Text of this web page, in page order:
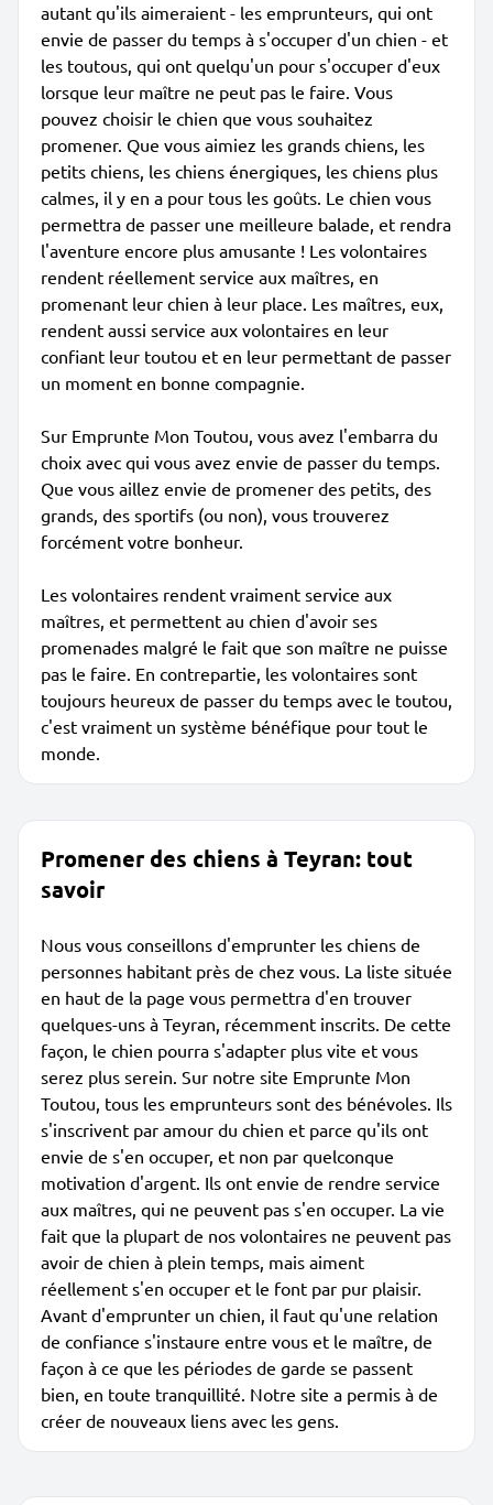
autant qu'ils aimeraient - les emprunteurs, qui ont
envie de passer du temps à s'occuper d'un chien - et
les toutous, qui ont quelqu'un pour s'occuper d'eux
lorsque leur maître ne peut pas le faire. Vous
pouvez choisir le chien que vous souhaitez
promener. Que vous aimiez les grands chiens, les
petits chiens, les chiens énergiques, les chiens plus
calmes, il y en a pour tous les goûts. Le chien vous
permettra de passer une meilleure balade, et rendra
l'aventure encore plus amusante ! Les volontaires
rendent réellement service aux maîtres, en
promenant leur chien à leur place. Les maîtres, eux,
rendent aussi service aux volontaires en leur
confiant leur toutou et en leur permettant de passer
un moment en bonne compagnie.
Sur Emprunte Mon Toutou, vous avez l'embarra du
choix avec qui vous avez envie de passer du temps.
Que vous aillez envie de promener des petits, des
grands, des sportifs (ou non), vous trouverez
forcément votre bonheur.
Les volontaires rendent vraiment service aux
maîtres, et permettent au chien d'avoir ses
promenades malgré le fait que son maître ne puisse
pas le faire. En contrepartie, les volontaires sont
toujours heureux de passer du temps avec le toutou,
c'est vraiment un système bénéfique pour tout le
monde.
Promener des chiens à Teyran: tout
savoir
Nous vous conseillons d'emprunter les chiens de
personnes habitant près de chez vous. La liste située
en haut de la page vous permettra d'en trouver
quelques-uns à Teyran, récemment inscrits. De cette
façon, le chien pourra s'adapter plus vite et vous
serez plus serein. Sur notre site Emprunte Mon
Toutou, tous les emprunteurs sont des bénévoles. Ils
s'inscrivent par amour du chien et parce qu'ils ont
envie de s'en occuper, et non par quelconque
motivation d'argent. Ils ont envie de rendre service
aux maîtres, qui ne peuvent pas s'en occuper. La vie
fait que la plupart de nos volontaires ne peuvent pas
avoir de chien à plein temps, mais aiment
réellement s'en occuper et le font par pur plaisir.
Avant d'emprunter un chien, il faut qu'une relation
de confiance s'instaure entre vous et le maître, de
façon à ce que les périodes de garde se passent
bien, en toute tranquillité. Notre site a permis à de
créer de nouveaux liens avec les gens.